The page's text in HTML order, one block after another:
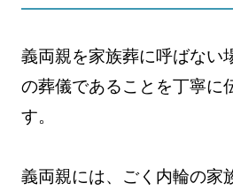
義両親を家族葬に呼ばない
の葬儀であることを丁寧に
す。
義両親には、ごく内輪の家